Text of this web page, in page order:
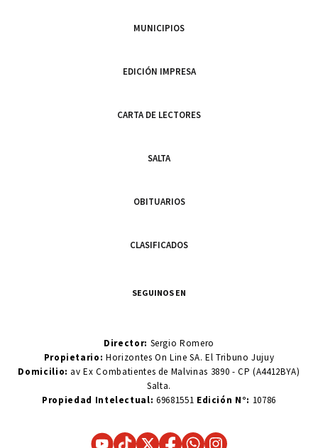
MUNICIPIOS
EDICIÓN IMPRESA
CARTA DE LECTORES
SALTA
OBITUARIOS
CLASIFICADOS
SEGUINOS EN
Director: Sergio Romero
Propietario:Horizontes On Line SA. El Tribuno Jujuy
Domicilio: av Ex Combatientes de Malvinas 3890 - CP (A4412BYA)
Salta.
Propiedad Intelectual: 69681551 Edición N°: 10786